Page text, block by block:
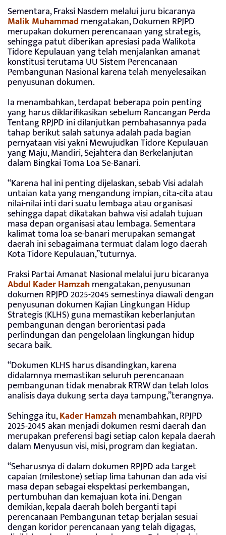
Sementara, Fraksi Nasdem melalui juru bicaranya
Malik Muhammad mengatakan, Dokumen RPJPD
merupakan dokumen perencanaan yang strategis,
sehingga patut diberikan apresiasi pada Walikota
Tidore Kepulauan yang telah menjalankan amanat
konstitusi terutama UU Sistem Perencanaan
Pembangunan Nasional karena telah menyelesaikan
penyusunan dokumen.
Ia menambahkan, terdapat beberapa poin penting
yang harus diklarifikasikan sebelum Rancangan Perda
Tentang RPJPD ini dilanjutkan pembahasannya pada
tahap berikut salah satunya adalah pada bagian
pernyataan visi yakni Mewujudkan Tidore Kepulauan
yang Maju, Mandiri, Sejahtera dan Berkelanjutan
dalam Bingkai Toma Loa Se-Banari.
“Karena hal ini penting dijelaskan, sebab Visi adalah
untaian kata yang mengandung impian, cita-cita atau
nilai-nilai inti dari suatu lembaga atau organisasi
sehingga dapat dikatakan bahwa visi adalah tujuan
masa depan organisasi atau lembaga. Sementara
kalimat toma loa se-banari merupakan semangat
daerah ini sebagaimana termuat dalam logo daerah
Kota Tidore Kepulauan,”tuturnya.
Fraksi Partai Amanat Nasional melalui juru bicaranya
Abdul Kader Hamzahmengatakan, penyusunan
dokumen RPJPD 2025-2045 semestinya diawali dengan
penyusunan dokumen Kajian Lingkungan Hidup
Strategis (KLHS) guna memastikan keberlanjutan
pembangunan dengan berorientasi pada
perlindungan dan pengelolaan lingkungan hidup
secara baik.
“Dokumen KLHS harus disandingkan, karena
didalamnya memastikan seluruh perencanaan
pembangunan tidak menabrak RTRW dan telah lolos
analisis daya dukung serta daya tampung,”terangnya.
Sehingga itu,Kader Hamzahmenambahkan, RPJPD
2025-2045 akan menjadi dokumen resmi daerah dan
merupakan preferensi bagi setiap calon kepala daerah
dalam Menyusun visi, misi, program dan kegiatan.
“Seharusnya di dalam dokumen RPJPD ada target
capaian (milestone) setiap lima tahunan dan ada visi
masa depan sebagai ekspektasi perkembangan,
pertumbuhan dan kemajuan kota ini. Dengan
demikian, kepala daerah boleh berganti tapi
perencanaan Pembangunan tetap berjalan sesuai
dengan koridor perencanaan yang telah digagas,